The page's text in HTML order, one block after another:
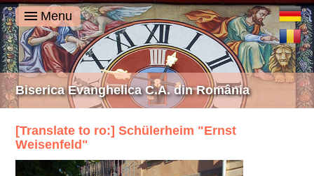
Biserica Evanghelica C.A. din România
[Translate to ro:] Schülerheim "Ernst
Weisenfeld"
Deutsch
Română
Menu